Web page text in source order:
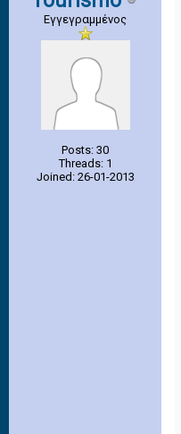
Εγγεγραμμένος
Posts: 30
Threads: 1
Joined: 26-01-2013